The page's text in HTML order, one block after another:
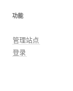
功能
管理站点
登录